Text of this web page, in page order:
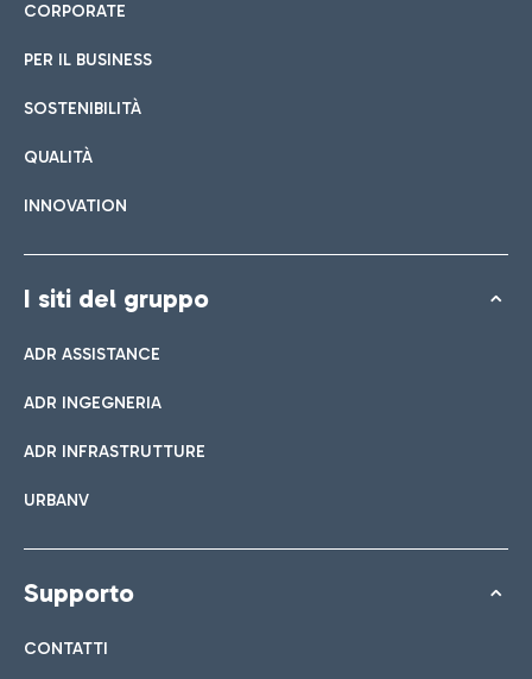
CORPORATE
PER IL BUSINESS
SOSTENIBILITÀ
QUALITÀ
INNOVATION
I siti del gruppo
ADR ASSISTANCE
ADR INGEGNERIA
ADR INFRASTRUTTURE
URBANV
Supporto
CONTATTI